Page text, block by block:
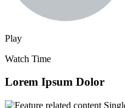
Play
Watch Time
Lorem Ipsum Dolor